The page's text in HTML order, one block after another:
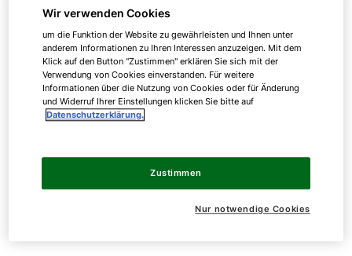
Solar Manager zu Gast
bei den Wölfen
Die Energiewende fordert moderne Gebäudetechnik
heraus: Mit dem Hochlauf von Wärmepumpen,
Photovoltaik und E-Mobilität rückt das
Zusammenspiel der Komponenten in den Fokus.
Erfahren Sie in unserem gemeinsamen Webinar mit
Experten von Solar Manager, wie Sie Ihre
Wir verwenden Cookies
um die Funktion der Website zu gewährleisten und Ihnen unter
anderem Informationen zu Ihren Interessen anzuzeigen. Mit dem
Klick auf den Button "Zustimmen" erklären Sie sich mit der
Verwendung von Cookies einverstanden. Für weitere
Informationen über die Nutzung von Cookies oder für Änderung
und Widerruf Ihrer Einstellungen klicken Sie bitte auf
Datenschutzerklärung.
Nur notwendige Cookies
Zustimmen